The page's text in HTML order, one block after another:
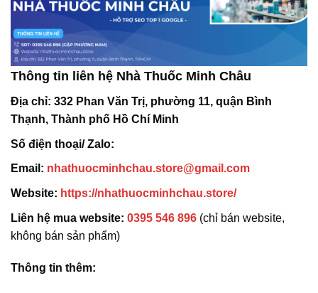
Thông tin liên hệ Nhà Thuốc Minh Châu
Địa chỉ: 332 Phan Văn Trị, phường 11, quận Bình
Thạnh, Thành phố Hồ Chí Minh
Số điện thoại/ Zalo:
Email: nhathuocminhchau.store@gmail.com
Website: https://nhathuocminhchau.store/
Liên hệ mua website: 0395 546 896 (chỉ bán website,
không bán sản phẩm)
Thông tin thêm: